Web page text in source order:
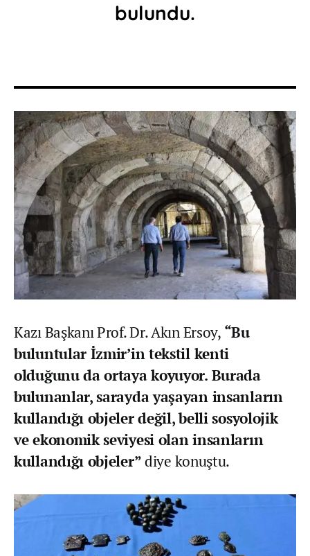
bulundu.
Kazı Başkanı Prof. Dr. Akın Ersoy, “Bu
buluntular İzmir’in tekstil kenti
olduğunu da ortaya koyuyor. Burada
bulunanlar, sarayda yaşayan insanların
kullandığı objeler değil, belli sosyolojik
ve ekonomik seviyesi olan insanların
kullandığı objeler”diye konuştu.